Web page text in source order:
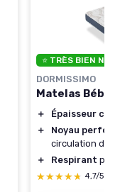
⭐ TRÈS BIEN
DORMISSIMO
Matelas Bébé
＋
Épaisseur
＋
Noyau
circulation de
＋
Respirant
★★★★★
★★★★★ 4,7/5